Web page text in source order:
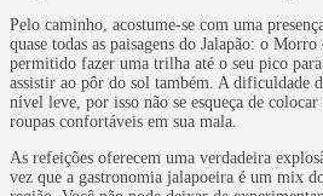
Pelo caminho, acostume-se com uma
quase todas as paisagens do Jalapão: o
permitido fazer uma trilha até o seu pico
assistir ao pôr do sol também. A dificuldade
nível leve, por isso não se esqueça de
roupas confortáveis em sua mala.
As refeições oferecem uma verdadeira
vez que a gastronomia jalapoeira é um mix